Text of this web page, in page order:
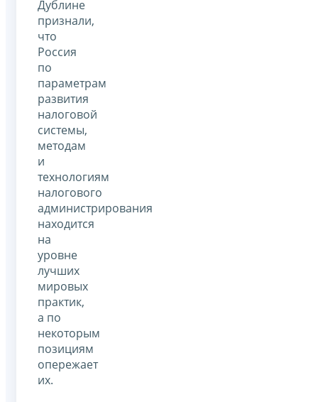
Дублине
признали,
что
Россия
по
параметрам
развития
налоговой
системы,
методам
и
технологиям
налогового
администрирования
находится
на
уровне
лучших
мировых
практик,
а по
некоторым
позициям
опережает
их.